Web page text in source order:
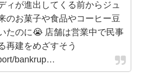
ィが進出してくる前からジュ
のお菓子や食品やコーヒー豆
たのに😭 店舗は営業中で民事
再建をめざすそう
bankrup…